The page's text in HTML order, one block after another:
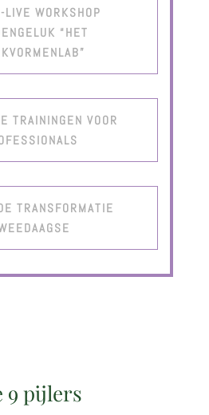
LIVE WORKSHOP
“HET
TRAININGEN VOOR
TRANSFORMATIE
9 pijlers